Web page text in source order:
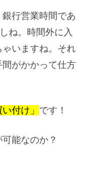
行営業時間であ
ね。時間外に入
いますね。それ
がかかって仕方
付け」 です！
能なのか？